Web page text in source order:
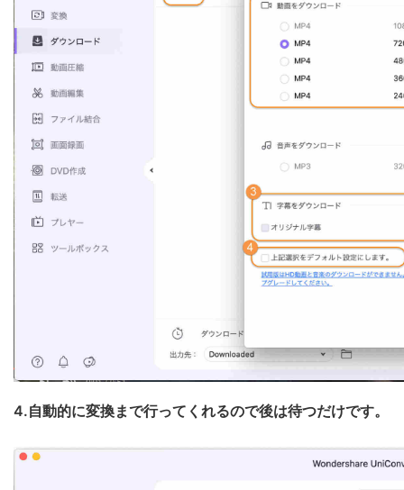
4.自動的に変換まで行ってくれるので後は待つだけです。